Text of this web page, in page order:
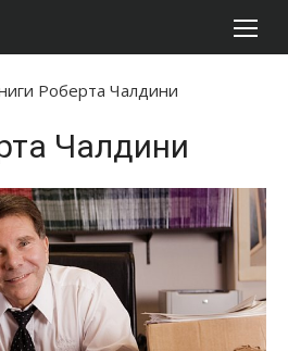
Роберта Чалдини
Чалдини